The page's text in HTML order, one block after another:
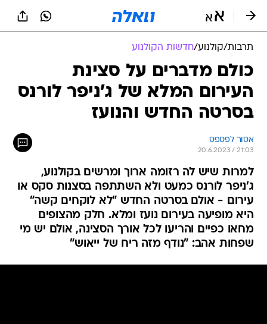
תרבות/קולנוע/חדשות הקולנוע
כולם מדברים על סצינת
העירום המלא של ג'ניפר לורנס
בסרטה החדש והנועז
אסור לפספס
20.6.2023 / 21:03
למרות שיש לה רזומה ארוך ומרשים בקולנוע,
ג'ניפר לורנס כמעט ולא השתתפה בסצנות סקס או
עירום - אולם בסרטה החדש "לא לוקחים קשה"
היא מופיעה בעירום נועז ומלא. חלק מהצופים
מחאו כפיים והריעו לכל אורך הסצינה, אולם יש מי
שפחות אהב: "נודף מזה ריח של ייאוש"